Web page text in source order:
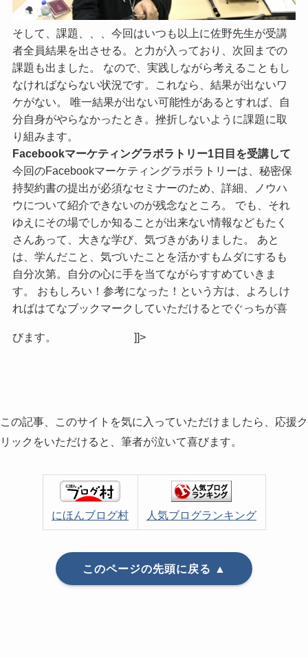
そして、課題、、、今回はいつも以上に佐野先生が受講
者全員結果を出させる。と力が入っており、次回までの
課題も出ました。 なので、実践しながら考えることもし
なければならない状況です。これなら、結果が出ないワ
ケがない。 唯一結果が出ない可能性があるとすれば、自
分自身がやらなかったとき。挫折しないように課題に取
り組みます。
Facebookマーケティングラボラトリー1日目を受講して
今回のFacebookマーケティングラボラトリーは、秘密保
持契約書の提出が必須なセミナーのため、詳細、ノウハ
ウについて紹介できないのが残念なところ。 でも、それ
ゆえにその場でしか知ることが出来ない情報などもたく
さんあって、大きな学び、気づきがありました。 あと
は、学んだこと、気づいたことを活かすもムダにするも
自分次第。自分の心に手を当てながらすすめていきま
す。 おもしろい！参考になった！という方は、よろしけ
ればはてなブックマークしていただけるとでぐっちが喜
びます。 ]]>
この記事、このサイトを気に入っていただけましたら、応援ク
リックをいただけると、筆者が泣いて喜びます。
にほんブログ村 人気ブログランキング
このページの先頭に戻る ▲